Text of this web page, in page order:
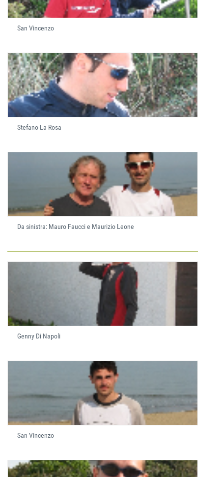
San Vincenzo
Stefano La Rosa
Da sinistra: Mauro Faucci e Maurizio Leone
Genny Di Napoli
San Vincenzo